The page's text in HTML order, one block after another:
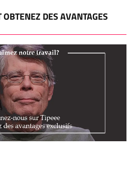
DES AVANTAGES